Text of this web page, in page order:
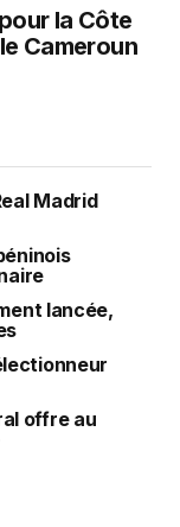
la Côte
Cameroun
Madrid
lancée,
offre au